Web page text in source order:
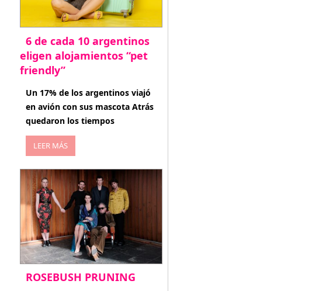
6 de cada 10 argentinos
eligen alojamientos “pet
friendly”
abril 27, 2026
Un 17% de los argentinos viajó
en avión con sus mascota Atrás
quedaron los tiempos
LEER MÁS
ROSEBUSH PRUNING